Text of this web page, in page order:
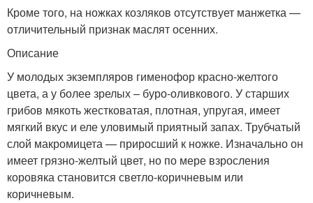
Кроме того, на ножках козляков отсутствует манжетка —
отличительный признак маслят осенних.
Описание
У молодых экземпляров гименофор красно-желтого
цвета, а у более зрелых – буро-оливкового. У старших
грибов мякоть жестковатая, плотная, упругая, имеет
мягкий вкус и еле уловимый приятный запах. Трубчатый
слой макромицета — приросший к ножке. Изначально он
имеет грязно-желтый цвет, но по мере взросления
коровяка становится светло-коричневым или
коричневым.